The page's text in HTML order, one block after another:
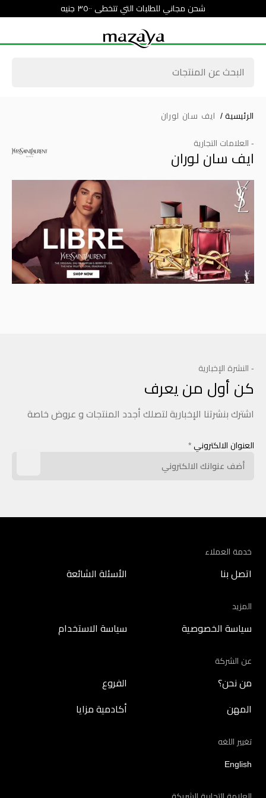
شحن مجاني للطلبات التي تتخطى ٣٥٠٠ جنيه
الرئيسية / ايف سان لوران
- العلامات التجارية
ايف سان لوران
- النشرة الإخبارية
كن أول من يعرف
اشترك بنشرتنا الإخبارية لتصلك أجدد المنتجات و عروض خاصة
العنوان الالكتروني *
خدمة العملاء
اتصل بنا الأسئلة الشائعة
المزيد
سياسة الخصوصية سياسة الاستخدام
عن الشركة
من نحن؟ الفروع
المهن أكادمية مزايا
تغيير اللغه
English
العلامة التجارية الشريكة